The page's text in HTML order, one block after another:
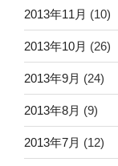
2013年11月 (10)
2013年10月 (26)
2013年9月 (24)
2013年8月 (9)
2013年7月 (12)